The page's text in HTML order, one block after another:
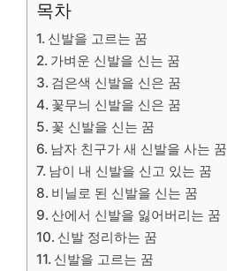
목차
신발을 고르는 꿈
가벼운 신발을 신는 꿈
검은색 신발을 신은 꿈
꽃무늬 신발을 신은 꿈
꽃 신발을 신는 꿈
남자 친구가 새 신발을 사는 꿈
남이 내 신발을 신고 있는 꿈
비닐로 된 신발을 신는 꿈
산에서 신발을 잃어버리는 꿈
신발 정리하는 꿈
신발을 고르는 꿈